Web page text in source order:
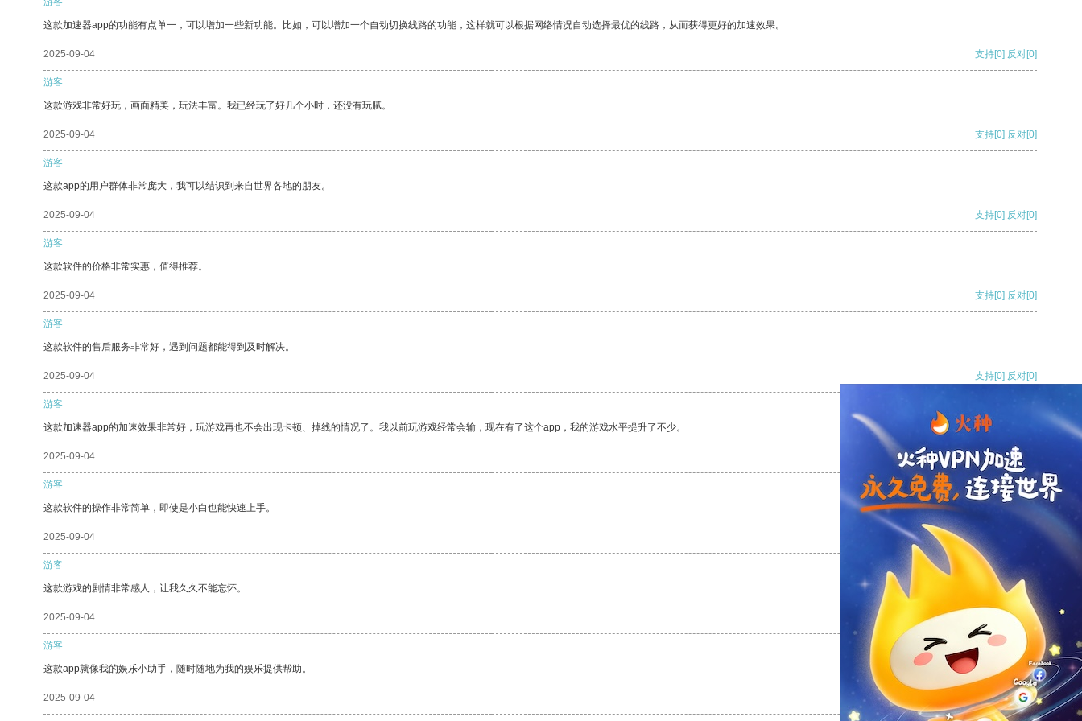
这款加速器app的功能有点单一，可以增加一些新功能。比如，可以增加一个自动切换线路的功能，这样就可以根据网络情况自动选择最优的线路，从而获得更好的加速效果。
2025-09-04 支持[0] 反对[0]
游客
这款游戏非常好玩，画面精美，玩法丰富。我已经玩了好几个小时，还没有玩腻。
2025-09-04 支持[0] 反对[0]
游客
这款app的用户群体非常庞大，我可以结识到来自世界各地的朋友。
2025-09-04 支持[0] 反对[0]
游客
这款软件的价格非常实惠，值得推荐。
2025-09-04 支持[0] 反对[0]
游客
这款软件的售后服务非常好，遇到问题都能得到及时解决。
2025-09-04 支持[0] 反对[0]
游客
这款加速器app的加速效果非常好，玩游戏再也不会出现卡顿、掉线的情况了。我以前玩游戏经常会输，现在有了这个app，我的游戏水平提升了不少。
2025-09-04 支持[0] 反对
游客
这款软件的操作非常简单，即使是小白也能快速上手。
2025-09-04 支持
游客
这款游戏的剧情非常感人，让我久久不能忘怀。
2025-09-04 反对 [0]
游客
这款app就像我的娱乐小助手，随时随地为我的娱乐提供帮助。
2025-09-04 支持[0] 反对[0]